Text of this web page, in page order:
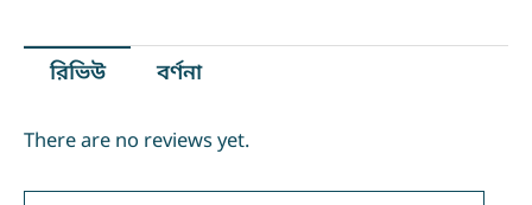
quantity
রিভিউ বর্ণনা
There are no reviews yet.